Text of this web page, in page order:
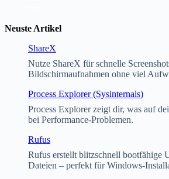
Neuste Artikel
ShareX
Nutze ShareX für schnelle
Bildschirmaufnahmen ohne viel
Process Explorer (Sysinternals)
Process Explorer zeigt dir, was auf
bei Performance-Problemen.
Rufus
Rufus erstellt blitzschnell bootfähige
Dateien – perfekt für Windows-